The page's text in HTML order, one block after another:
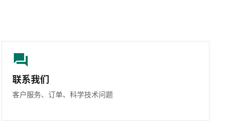
联系我们
客户服务、订单、科学技术问题